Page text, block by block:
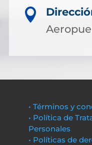

• Términos y
• Política de
Personales
• Políticas de